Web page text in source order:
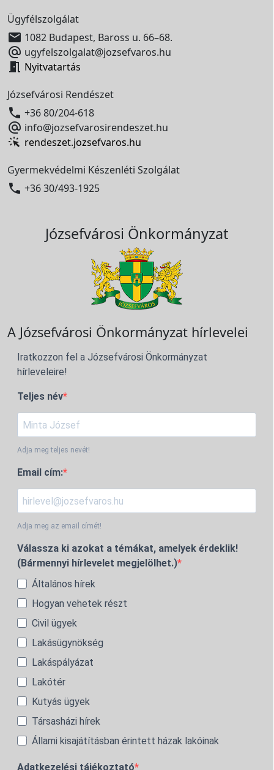
Ügyfélszolgálat
 1082 Budapest, Baross u. 66–68.
 ugyfelszolgalat@jozsefvaros.hu
 Nyitvatartás
Józsefvárosi Rendészet
 +36 80/204-618
 info@jozsefvarosirendeszet.hu
rendeszet.jozsefvaros.hu
Gyermekvédelmi Készenléti Szolgálat
 +36 30/493-1925
Józsefvárosi Önkormányzat
A Józsefvárosi Önkormányzat hírlevelei
Iratkozzon fel a Józsefvárosi Önkormányzat
hírleveleire!
Teljes név
Adja meg teljes nevét!
Email cím:
Adja meg az email címét!
Válassza ki azokat a témákat, amelyek érdeklik!
(Bármennyi hírlevelet megjelölhet.)
Általános hírek
Hogyan vehetek részt
Civil ügyek
Lakásügynökség
Lakáspályázat
Lakótér
Kutyás ügyek
Társasházi hírek
Állami kisajátításban érintett házak lakóinak
Adatkezelési tájékoztató